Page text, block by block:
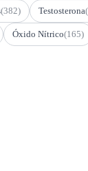
(382) Testosterona
Óxido Nítrico(165)